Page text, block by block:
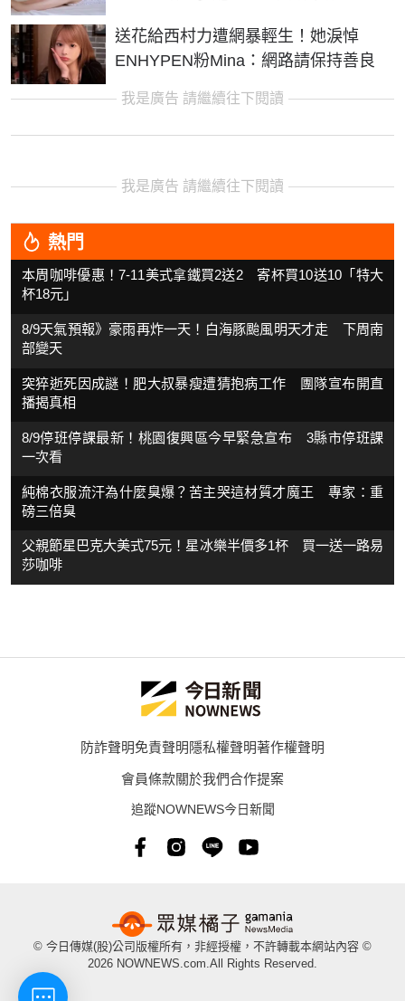
送花給西村力遭網暴輕生！她淚悼
ENHYPEN粉Mina：網路請保持善良
我是廣告 請繼續往下閱讀
我是廣告 請繼續往下閱讀
熱門
本周咖啡優惠！7-11美式拿鐵買2送2 寄杯買10送10「特大
杯18元」
8/9天氣預報》豪雨再炸一天！白海豚颱風明天才走 下周南
部變天
突猝逝死因成謎！肥大叔暴瘦遭猜抱病工作 團隊宣布開直
播揭真相
8/9停班停課最新！桃園復興區今早緊急宣布 3縣市停班課
一次看
純棉衣服流汗為什麼臭爆？苦主哭這材質才魔王 專家：重
磅三倍臭
父親節星巴克大美式75元！星冰樂半價多1杯 買一送一路易
莎咖啡
防詐聲明免責聲明隱私權聲明著作權聲明
會員條款關於我們合作提案
追蹤NOWNEWS今日新聞
© 今日傳媒(股)公司版權所有，非經授權，不許轉載本網站內容 ©
2026 NOWNEWS.com.All Rights Reserved.